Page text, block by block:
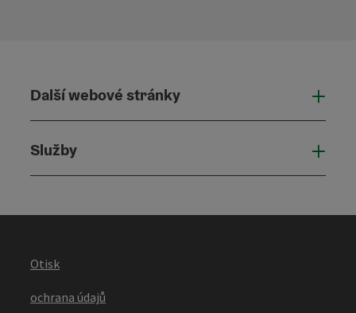
Další webové stránky
Služby
Otisk
ochrana údajů